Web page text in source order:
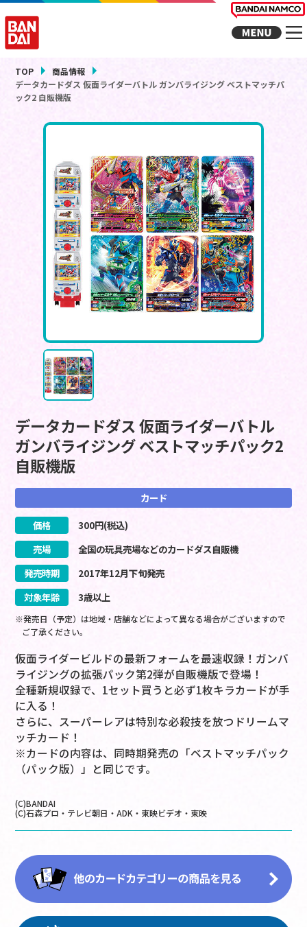
TOP
商品情報
データカードダス 仮面ライダーバトル ガンバライジング ベストマッチパ
ック2 自販機版
データカードダス 仮面ライダーバトル
ガンバライジング ベストマッチパック2
自販機版
カード
価格 300円(税込)
売場
全国の玩具売場などのカードダス自販機
発売時期
2017年12月下旬発売
対象年齢
3歳以上
※発売日（予定）は地域・店舗などによって異なる場合がございますので
ご了承ください。
仮面ライダービルドの最新フォームを最速収録！ガンバ
ライジングの拡張パック第2弾が自販機版で登場！
全種新規収録で、1セット買うと必ず1枚キラカードが手
に入る！
さらに、スーパーレアは特別な必殺技を放つドリームマ
ッチカード！
※カードの内容は、同時期発売の「ベストマッチパック
（パック版）」と同じです。
(C)BANDAI
(C)石森プロ・テレビ朝日・ADK・東映ビデオ・東映